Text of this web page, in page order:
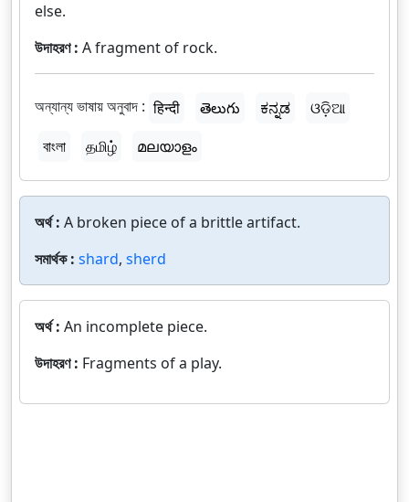
else.
উদাহরণ : A fragment of rock.
অন্যান্য ভাষায় অনুবাদ : हिन्दी తెలుగు ಕನ್ನಡ
ଓଡ଼ିଆ
বাংলা
தமிழ் മലയാളം
অর্থ : A broken piece of a brittle artifact.
সমার্থক : shard, sherd
অর্থ : An incomplete piece.
উদাহরণ : Fragments of a play.